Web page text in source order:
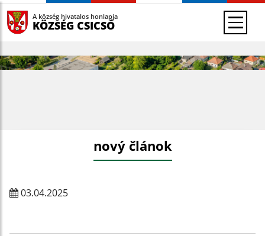
A község hivatalos honlapja
KÖZSÉG CSICSÓ
nový článok
03.04.2025